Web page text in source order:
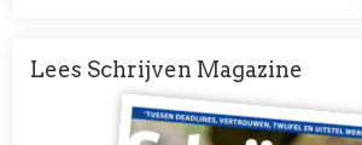
Lees Schrijven Magazine
Afbeelding